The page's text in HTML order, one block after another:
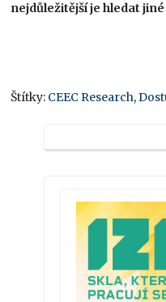
nejdůležitější je hledat
Štítky: CEEC Research,